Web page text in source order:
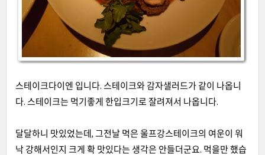
스테이크다이엔 입니다. 스테이크와 감자샐러드가 같이 나옵니
다. 스테이크는 먹기좋게 한입크기로 잘려져서 나옵니다.
달달하니 맛있었는데, 그전날 먹은 울프강스테이크의 여운이 워
낙 강해서인지 크게 확 맛있다는 생각은 안들더군요. 먹을만 했습